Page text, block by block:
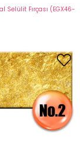
Selülit Fırçası (EGX46-